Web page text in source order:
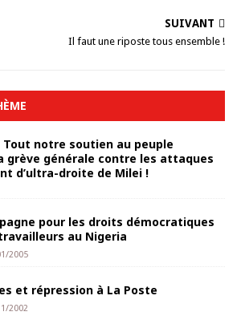
SUIVANT
Il faut une riposte tous ensemble !
Tout notre soutien au peuple
grève générale contre les attaques
d’ultra-droite de Milei !
pour les droits démocratiques
au Nigeria
2005
et répression à La Poste
2002